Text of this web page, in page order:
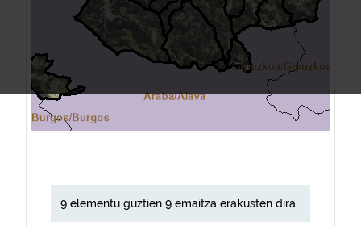
9 elementu guztien 9 emaitza erakusten dira.